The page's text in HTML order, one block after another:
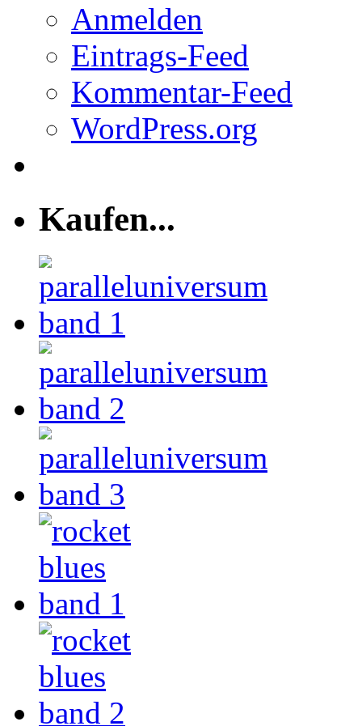
Anmelden
Eintrags-Feed
Kommentar-Feed
WordPress.org
Kaufen...